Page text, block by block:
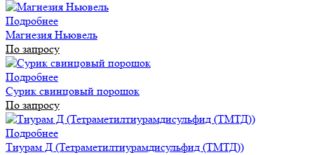
Подробнее
Магнезия Ньювель
По запросу
Подробнее
Сурик свинцовый порошок
По запросу
Подробнее
Тиурам Д (Тетраметилтиурамдисульфид (ТМТД))